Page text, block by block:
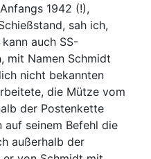
1942 (!),
sah ich,
auch SS-
mit Namen Schmidt
nicht bekannten
die Mütze vom
der Postenkette
seinem Befehl die
außerhalb der